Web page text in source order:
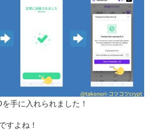
手に入れられました！
すよね！